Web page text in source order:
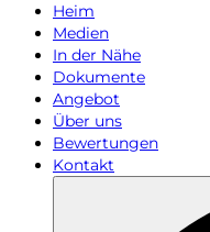
Heim
Medien
In der Nähe
Dokumente
Angebot
Über uns
Bewertungen
Kontakt